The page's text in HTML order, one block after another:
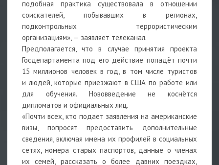
подобная практика существовала в отношении
соискателей, побывавших в регионах,
подконтрольных террористическим
организациям», — заявляет телеканал.
Предполагается, что в случае принятия проекта
Госдепартамента под его действие попадёт почти
15 миллионов человек в год, в том числе туристов
и людей, которые приезжают в США по работе или
для обучения. Нововведение не коснётся
дипломатов и официальных лиц.
«Почти всех, кто подает заявления на американские
визы, попросят предоставить дополнительные
сведения, включая имена их профилей в социальных
сетях, номера старых паспортов, данные о членах
их семей, рассказать о более давних поездках,